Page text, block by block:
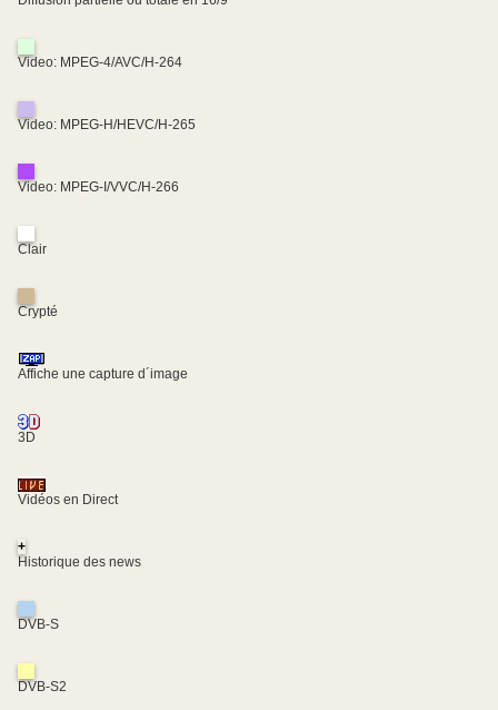
Video: MPEG-4/AVC/H-264
Video: MPEG-H/HEVC/H-265
Video: MPEG-I/VVC/H-266
Clair
Crypté
Affiche une capture d´image
3D
Vidéos en Direct
+
Historique des news
DVB-S
DVB-S2